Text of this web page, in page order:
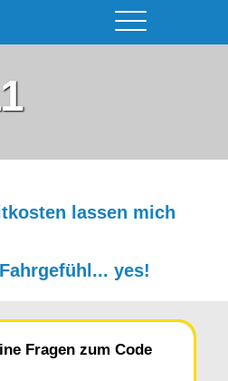
96
lassen mich
yes!
Fragen zum Code